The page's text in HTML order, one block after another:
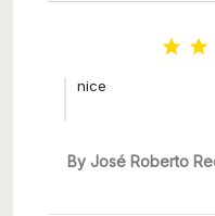
 
nice
By José Roberto